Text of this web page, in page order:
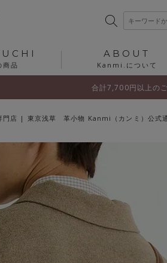
商品
ABOUT
Kanmi.について
合計7,700円以上の
門店 | 東京浅草 革小物 Kanmi（カンミ）公式